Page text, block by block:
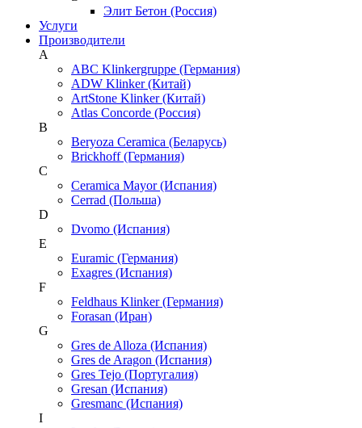
Элит Бетон (Россия)
Услуги
Производители
A
ABC Klinkergruppe (Германия)
ADW Klinker (Китай)
ArtStone Klinker (Китай)
Atlas Concorde (Россия)
B
Beryoza Ceramica (Беларусь)
Brickhoff (Германия)
C
Ceramica Mayor (Испания)
Cerrad (Польша)
D
Dvomo (Испания)
E
Euramic (Германия)
Exagres (Испания)
F
Feldhaus Klinker (Германия)
Forasan (Иран)
G
Gres de Alloza (Испания)
Gres de Aragon (Испания)
Gres Tejo (Португалия)
Gresan (Испания)
Gresmanc (Испания)
I